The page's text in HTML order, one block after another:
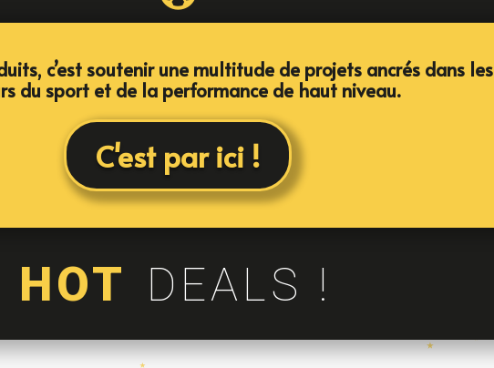
c’est soutenir une multitude de projets ancrés dans les
du sport et de la performance de haut niveau.
C'est par ici !
HOT DEALS !